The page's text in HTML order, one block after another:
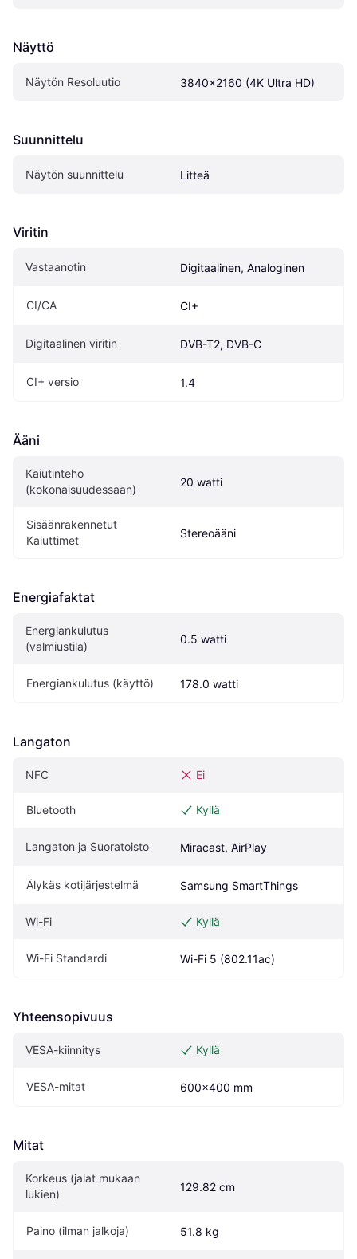
Näyttö
Näytön Resoluutio 3840x2160 (4K Ultra HD)
Suunnittelu
Näytön suunnittelu Litteä
Viritin
Vastaanotin Digitaalinen, Analoginen
CI/CA CI+
Digitaalinen viritin DVB-T2, DVB-C
CI+ versio 1.4
Ääni
Kaiutinteho
(kokonaisuudessaan)
20 watti
Sisäänrakennetut
Kaiuttimet
Stereoääni
Energiafaktat
Energiankulutus
(valmiustila)
0.5 watti
Energiankulutus (käyttö) 178.0 watti
Langaton
NFC Ei
Bluetooth Kyllä
Langaton ja Suoratoisto Miracast, AirPlay
Älykäs kotijärjestelmä Samsung SmartThings
Wi-Fi Kyllä
Wi-Fi Standardi Wi-Fi 5 (802.11ac)
Yhteensopivuus
VESA-kiinnitys Kyllä
VESA-mitat 600x400 mm
Mitat
Korkeus (jalat mukaan
lukien)
129.82 cm
Paino (ilman jalkoja) 51.8 kg